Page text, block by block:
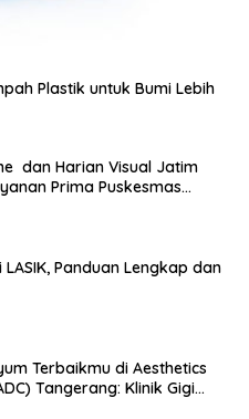
Plastik untuk Bumi Lebih
dan Harian Visual Jatim
Prima Puskesmas
Panduan Lengkap dan
Terbaikmu di Aesthetics
Tangerang: Klinik Gigi